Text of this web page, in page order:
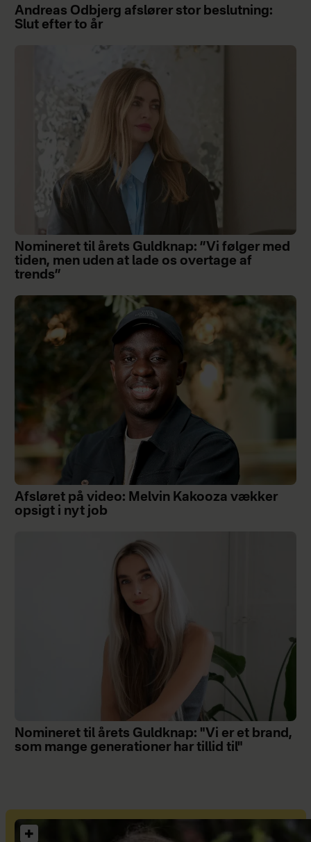
Andreas Odbjerg afslører stor beslutning:
Slut efter to år
Nomineret til årets Guldknap: ”Vi følger med
tiden, men uden at lade os overtage af
trends”
Afsløret på video: Melvin Kakooza vækker
opsigt i nyt job
Nomineret til årets Guldknap: "Vi er et brand,
som mange generationer har tillid til"